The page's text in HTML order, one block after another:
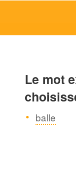
Le mot
balle